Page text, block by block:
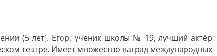
(5 лет). Егор, ученик школы № 19, лучший актёр
театре. Имеет множество наград международных